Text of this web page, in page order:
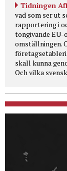
Tidningen
vad som ser ut
rapportering i
tongivande EU-
omställningen.
skall kunna
Och vilka